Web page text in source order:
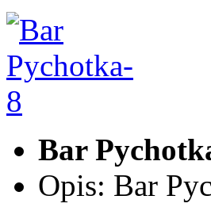
Bar
Opis: Bar